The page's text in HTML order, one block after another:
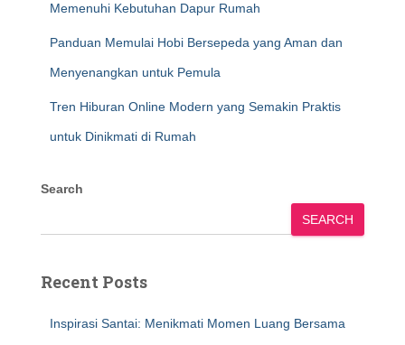
Memenuhi Kebutuhan Dapur Rumah
Panduan Memulai Hobi Bersepeda yang Aman dan
Menyenangkan untuk Pemula
Tren Hiburan Online Modern yang Semakin Praktis
untuk Dinikmati di Rumah
Search
SEARCH
Recent Posts
Inspirasi Santai: Menikmati Momen Luang Bersama